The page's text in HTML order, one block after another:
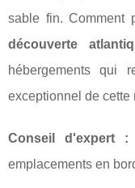
sable fin. Comment
découverte
hébergements qui
exceptionnel de cette
Conseil d'expert :
emplacements en